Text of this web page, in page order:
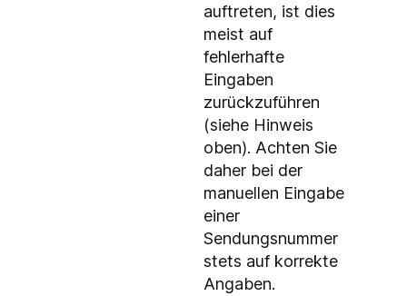
auftreten, ist dies
meist auf
fehlerhafte
Eingaben
zurückzuführen
(siehe Hinweis
oben). Achten Sie
daher bei der
manuellen Eingabe
einer
Sendungsnummer
stets auf korrekte
Angaben.